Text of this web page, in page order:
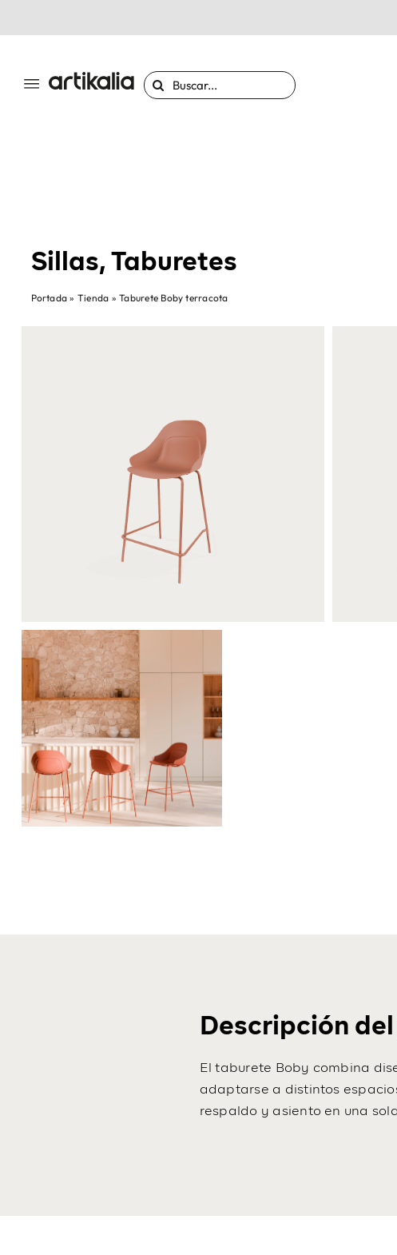
al
Buscar:
Sillas, Taburetes
Portada » Tienda »Taburete Boby terracota
Descripción
El taburete Boby combina
adaptarse a distintos
respaldo y asiento en una